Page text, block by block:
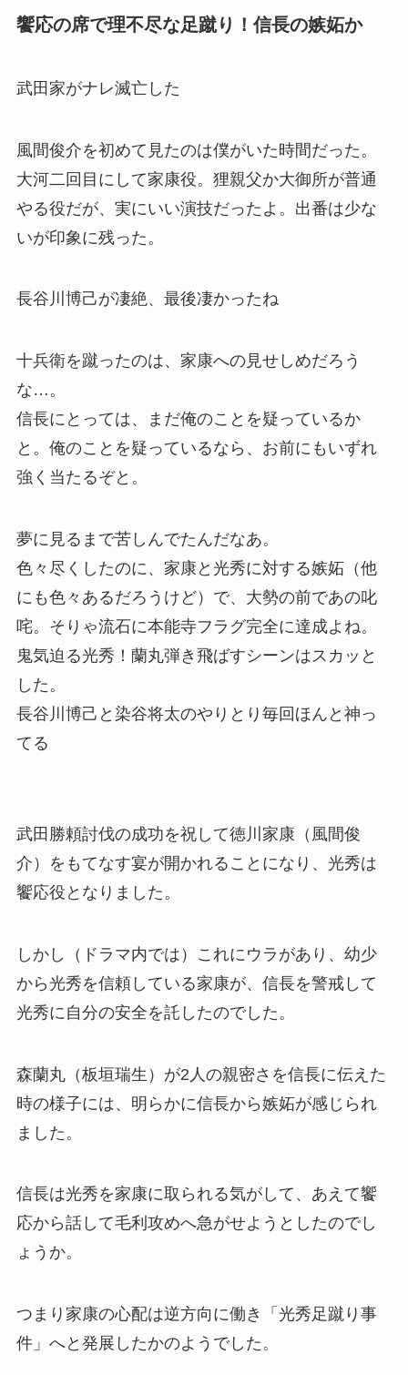
饗応の席で理不尽な足蹴り！信長の嫉妬か
武田家がナレ滅亡した
風間俊介を初めて見たのは僕がいた時間だった。
大河二回目にして家康役。狸親父か大御所が普通
やる役だが、実にいい演技だったよ。出番は少な
いが印象に残った。
長谷川博己が凄絶、最後凄かったね
十兵衛を蹴ったのは、家康への見せしめだろう
な…。
信長にとっては、まだ俺のことを疑っているか
と。俺のことを疑っているなら、お前にもいずれ
強く当たるぞと。
夢に見るまで苦しんでたんだなあ。
色々尽くしたのに、家康と光秀に対する嫉妬（他
にも色々あるだろうけど）で、大勢の前であの叱
咤。そりゃ流石に本能寺フラグ完全に達成よね。
鬼気迫る光秀！蘭丸弾き飛ばすシーンはスカッと
した。
長谷川博己と染谷将太のやりとり毎回ほんと神っ
てる
武田勝頼討伐の成功を祝して徳川家康（風間俊
介）をもてなす宴が開かれることになり、光秀は
饗応役となりました。
しかし（ドラマ内では）これにウラがあり、幼少
から光秀を信頼している家康が、信長を警戒して
光秀に自分の安全を託したのでした。
森蘭丸（板垣瑞生）が2人の親密さを信長に伝えた
時の様子には、明らかに信長から嫉妬が感じられ
ました。
信長は光秀を家康に取られる気がして、あえて饗
応から話して毛利攻めへ急がせようとしたのでし
ょうか。
つまり家康の心配は逆方向に働き「光秀足蹴り事
件」へと発展したかのようでした。